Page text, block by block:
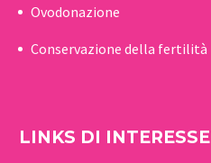
Ovodonazione
Conservazione della fertilità
LINKS DI INTERESSE